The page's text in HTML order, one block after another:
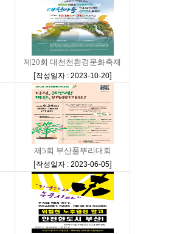
제20회 대천천환경문화축제
[작성일자 : 2023-10-20]
제5회 부산풀뿌리대회
[작성일자 : 2023-06-05]